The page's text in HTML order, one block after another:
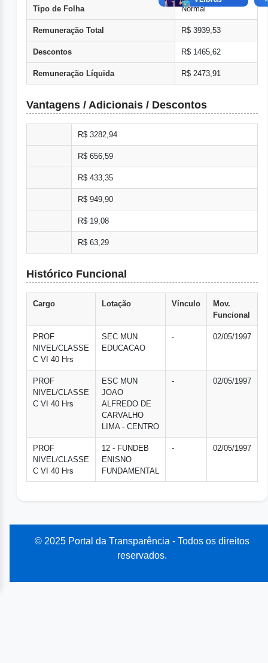
Tipo de Folha Normal
Remuneração Total R$ 3939,53
Descontos R$ 1465,62
Remuneração Líquida R$ 2473,91
Vantagens / Adicionais / Descontos
R$ 3282,94
R$ 656,59
R$ 433,35
R$ 949,90
R$ 19,08
R$ 63,29
Histórico Funcional
Cargo Lotação Vínculo
Mov.
Funcional
PROF
NIVEL/CLASSE
C VI 40 Hrs
SEC MUN
EDUCACAO
- 02/05/1997
PROF
NIVEL/CLASSE
C VI 40 Hrs
ESC MUN
JOAO
ALFREDO DE
CARVALHO
LIMA - CENTRO
- 02/05/1997
PROF
NIVEL/CLASSE
C VI 40 Hrs
12 - FUNDEB
ENISNO
FUNDAMENTAL
- 02/05/1997
© 2025 Portal da Transparência - Todos os direitos
reservados.